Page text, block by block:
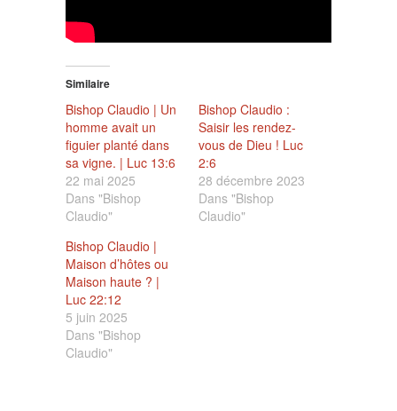
Similaire
Bishop Claudio | Un
homme avait un
figuier planté dans
sa vigne. | Luc 13:6
22 mai 2025
Dans "Bishop
Claudio"
Bishop Claudio :
Saisir les rendez-
vous de Dieu ! Luc
2:6
28 décembre 2023
Dans "Bishop
Claudio"
Bishop Claudio |
Maison d’hôtes ou
Maison haute ? |
Luc 22:12
5 juin 2025
Dans "Bishop
Claudio"